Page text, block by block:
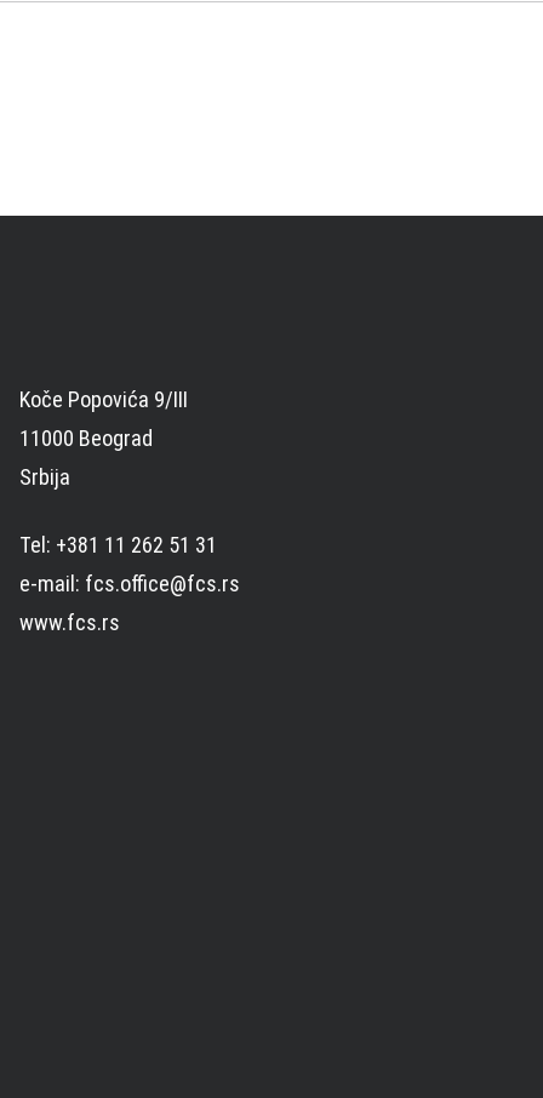
Koče Popovića 9/III
11000 Beograd
Srbija
Tel: +381 11 262 51 31
e-mail: fcs.office@fcs.rs
www.fcs.rs